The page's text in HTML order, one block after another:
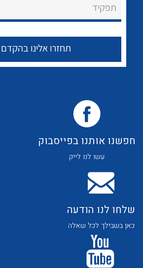
About Ateka Ltd.
צור קשר
לכל מוצרי היצרן
תפקיד
חפשנו אותנו בפייסבוק
עשו לנו לייק
שלחו לנו הודעה
כאן בשבילך לכל שאלה